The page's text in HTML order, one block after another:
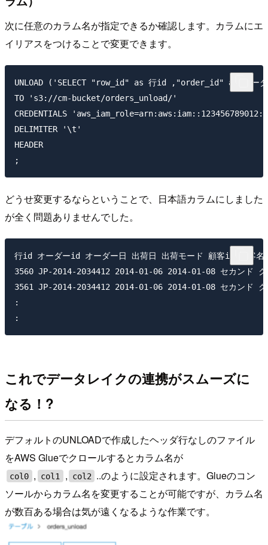
次に任意のカラム名が指定できるか確認します。カラムにエ
イリアスをつけることで変更できます。
UNLOAD ('SELECT "row_id" as 行id ,"order_id" as
TO 's3://cm-bucket/orders_unload/'
CREDENTIALS
DELIMITER '\t'
HEADER
どうせ変更するならということで、日本語カラムにしました
が全く問題ありませんでした。
行id オーダーid オーダー日 出荷日 出荷モード 顧客id 顧客
3560 JP-2014-2034412 2014-01-06 2014-01-08 セカンド
3561 JP-2014-2034412 2014-01-06 2014-01-08 セカンド
:
これでデータレイクの連携がスムーズに
なる！?
デフォルトのUNLOADで作成したヘッダ行なしのファイル
をAWS Glueでクロールするとカラム名が
col0 , col1 , col2
..のように設定されます。Glueのコン
ソールからカラム名を変更することが可能ですが、カラム名
が数百ある場合は気が遠くなるような作業です。